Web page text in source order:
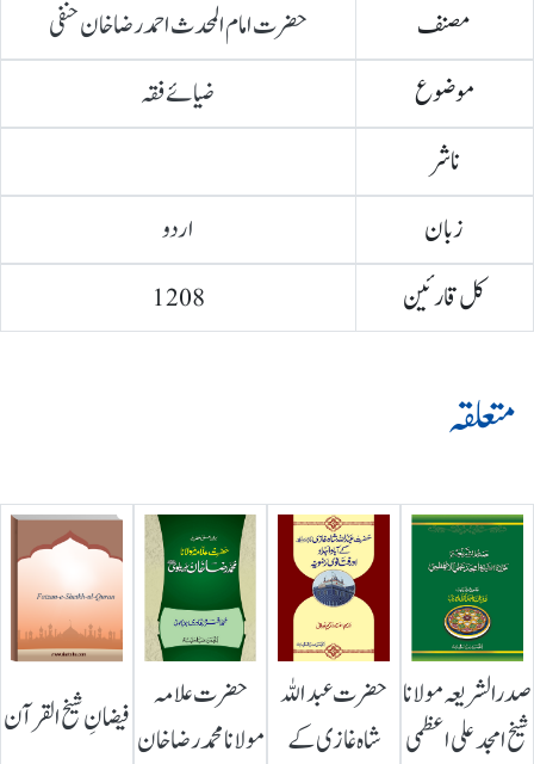
حضرت امام المحدث احمد رضا خان حنفی
مصنف
ضیائے فقہ
موضوع
ناشر
اردو
زبان
1208
کل قارئین
متعلقہ
صدرالشریعہ مولانا
شیخ امجد علی اعظمی
حضرت عبداللہ
شاہ غازی کے
حضرت علامہ
مولانا محمد رضا خان
فیضانِ شیخ القرآن